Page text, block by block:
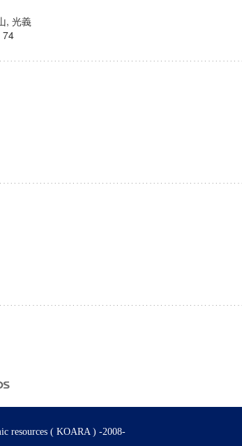
, 光義
74
resources ( KOARA ) -2008-